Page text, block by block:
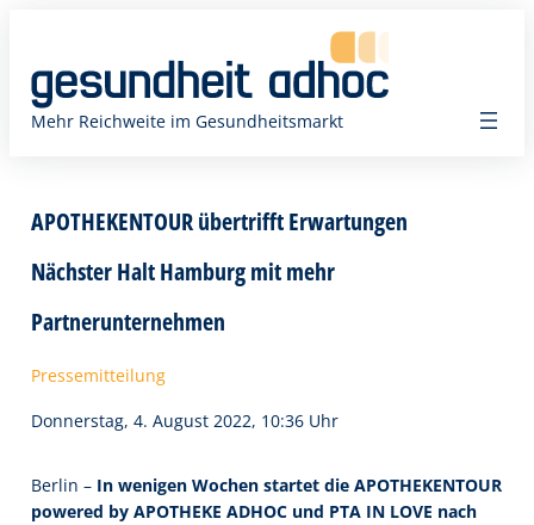
springen
Mehr Reichweite im Gesundheitsmarkt
APOTHEKENTOUR übertrifft Erwartungen
Nächster Halt Hamburg mit mehr
Partnerunternehmen
Pressemitteilung
Donnerstag, 4. August 2022, 10:36 Uhr
Berlin – In wenigen Wochen startet die APOTHEKENTOUR
powered by APOTHEKE ADHOC und PTA IN LOVE nach